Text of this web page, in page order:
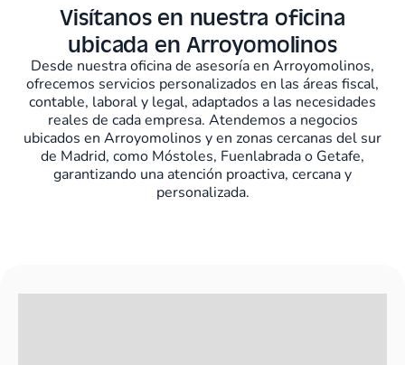
Visítanos en nuestra oficina
ubicada en Arroyomolinos
Desde nuestra oficina de asesoría en Arroyomolinos,
ofrecemos servicios personalizados en las áreas fiscal,
contable, laboral y legal, adaptados a las necesidades
reales de cada empresa. Atendemos a negocios
ubicados en Arroyomolinos y en zonas cercanas del sur
de Madrid, como Móstoles, Fuenlabrada o Getafe,
garantizando una atención proactiva, cercana y
personalizada.